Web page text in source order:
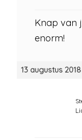
Knap van
enorm!
13 augustus